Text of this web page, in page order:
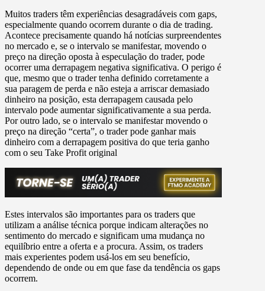
Muitos traders têm experiências desagradáveis com gaps,
especialmente quando ocorrem durante o dia de trading.
Acontece precisamente quando há notícias surpreendentes
no mercado e, se o intervalo se manifestar, movendo o
preço na direção oposta à especulação do trader, pode
ocorrer uma derrapagem negativa significativa. O perigo é
que, mesmo que o trader tenha definido corretamente a
sua paragem de perda e não esteja a arriscar demasiado
dinheiro na posição, esta derrapagem causada pelo
intervalo pode aumentar significativamente a sua perda.
Por outro lado, se o intervalo se manifestar movendo o
preço na direção “certa”, o trader pode ganhar mais
dinheiro com a derrapagem positiva do que teria ganho
com o seu Take Profit original
Estes intervalos são importantes para os traders que
utilizam a análise técnica porque indicam alterações no
sentimento do mercado e significam uma mudança no
equilíbrio entre a oferta e a procura. Assim, os traders
mais experientes podem usá-los em seu benefício,
dependendo de onde ou em que fase da tendência os gaps
ocorrem.